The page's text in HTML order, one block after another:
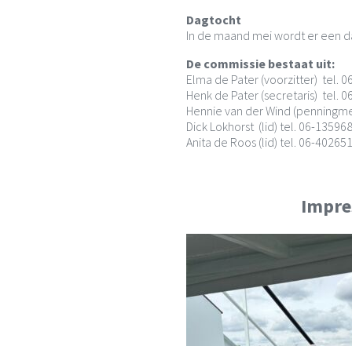
Dagtocht
In de maand mei wordt er een
De commissie bestaat uit:
Elma de Pater (voorzitter) tel.
Henk de Pater (secretaris) tel.
Hennie van der Wind
Dick Lokhorst (lid) tel. 06-
Anita de Roos (lid) tel. 06-